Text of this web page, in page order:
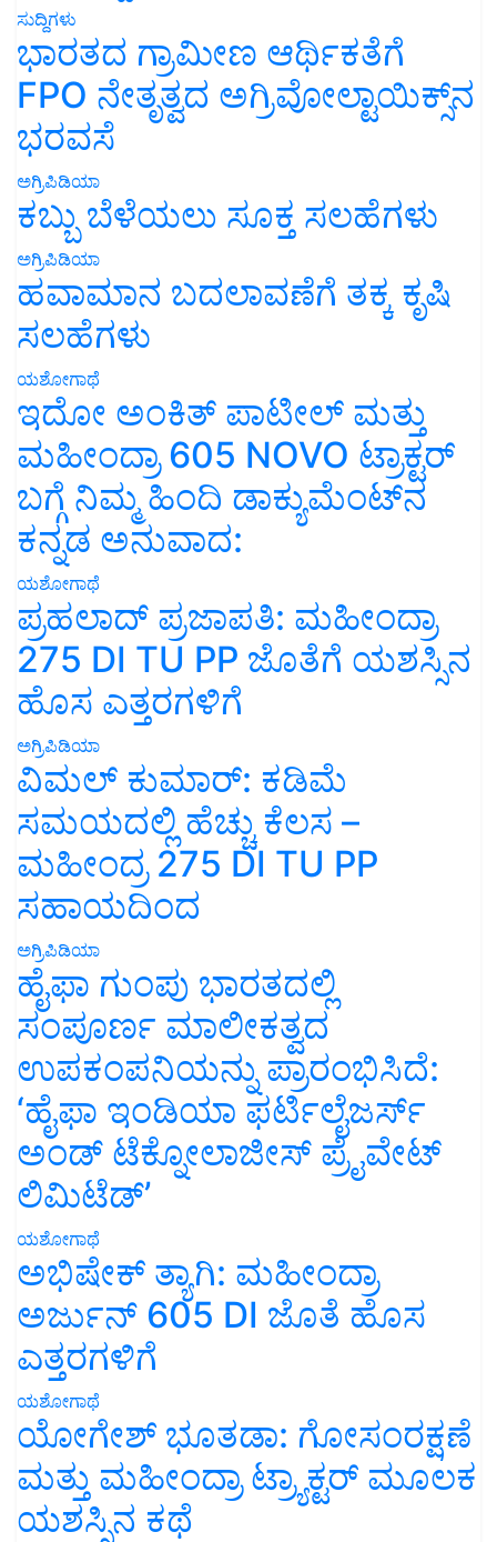
ಸುದ್ದಿಗಳು
ಭಾರತದ ಗ್ರಾಮೀಣ ಆರ್ಥಿಕತೆಗೆ
FPO ನೇತೃತ್ವದ ಅಗ್ರಿವೋಲ್ಟಾಯಿಕ್ಸ್‌ನ
ಭರವಸೆ
ಅಗ್ರಿಪಿಡಿಯಾ
ಕಬ್ಬು ಬೆಳೆಯಲು ಸೂಕ್ತ ಸಲಹೆಗಳು
ಅಗ್ರಿಪಿಡಿಯಾ
ಹವಾಮಾನ ಬದಲಾವಣೆಗೆ ತಕ್ಕ ಕೃಷಿ
ಸಲಹೆಗಳು
ಯಶೋಗಾಥೆ
ಇದೋ ಅಂಕಿತ್ ಪಾಟೀಲ್ ಮತ್ತು
ಮಹೀಂದ್ರಾ 605 NOVO ಟ್ರಾಕ್ಟರ್
ಬಗ್ಗೆ ನಿಮ್ಮ ಹಿಂದಿ ಡಾಕ್ಯುಮೆಂಟ್‌ನ
ಕನ್ನಡ ಅನುವಾದ:
ಯಶೋಗಾಥೆ
ಪ್ರಹಲಾದ್ ಪ್ರಜಾಪತಿ: ಮಹೀಂದ್ರಾ
275 DI TU PP ಜೊತೆಗೆ ಯಶಸ್ಸಿನ
ಹೊಸ ಎತ್ತರಗಳಿಗೆ
ಅಗ್ರಿಪಿಡಿಯಾ
ವಿಮಲ್ ಕುಮಾರ್: ಕಡಿಮೆ
ಸಮಯದಲ್ಲಿ ಹೆಚ್ಚು ಕೆಲಸ –
ಮಹೀಂದ್ರ 275 DI TU PP
ಸಹಾಯದಿಂದ
ಅಗ್ರಿಪಿಡಿಯಾ
ಹೈಫಾ ಗುಂಪು ಭಾರತದಲ್ಲಿ
ಸಂಪೂರ್ಣ ಮಾಲೀಕತ್ವದ
ಉಪಕಂಪನಿಯನ್ನು ಪ್ರಾರಂಭಿಸಿದೆ:
‘ಹೈಫಾ ಇಂಡಿಯಾ ಫರ್ಟಿಲೈಜರ್ಸ್
ಅಂಡ್ ಟೆಕ್ನೋಲಾಜೀಸ್ ಪ್ರೈವೇಟ್
ಲಿಮಿಟೆಡ್’
ಯಶೋಗಾಥೆ
ಅಭಿಷೇಕ್ ತ್ಯಾಗಿ: ಮಹೀಂದ್ರಾ
ಅರ್ಜುನ್ 605 DI ಜೊತೆ ಹೊಸ
ಎತ್ತರಗಳಿಗೆ
ಯಶೋಗಾಥೆ
ಯೋಗೇಶ್ ಭೂತಡಾ: ಗೋಸಂರಕ್ಷಣೆ
ಮತ್ತು ಮಹೀಂದ್ರಾ ಟ್ರ್ಯಾಕ್ಟರ್ ಮೂಲಕ
ಯಶಸ್ಸಿನ ಕಥೆ